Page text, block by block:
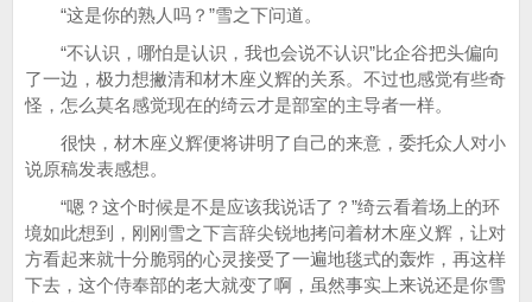
“这是你的熟人吗？”雪之下问道。
“不认识，哪怕是认识，我也会说不认识”比企谷把头偏向
了一边，极力想撇清和材木座义辉的关系。不过也感觉有些奇
怪，怎么莫名感觉现在的绮云才是部室的主导者一样。
很快，材木座义辉便将讲明了自己的来意，委托众人对小
说原稿发表感想。
“嗯？这个时候是不是应该我说话了？”绮云看着场上的环
境如此想到，刚刚雪之下言辞尖锐地拷问着材木座义辉，让对
方看起来就十分脆弱的心灵接受了一遍地毯式的轰炸，再这样
下去，这个侍奉部的老大就变了啊，虽然事实上来说还是你雪